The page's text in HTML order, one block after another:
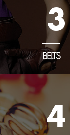
3
BELTS
4